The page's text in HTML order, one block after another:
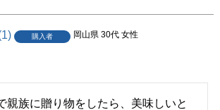
1 購入者 岡山県 30代 女性
親族に贈り物をしたら、美味しいと